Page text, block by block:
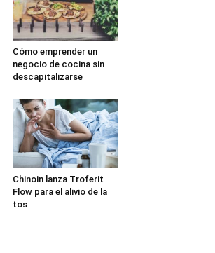
Cómo emprender un
negocio de cocina sin
descapitalizarse
Chinoin lanza Troferit
Flow para el alivio de la
tos